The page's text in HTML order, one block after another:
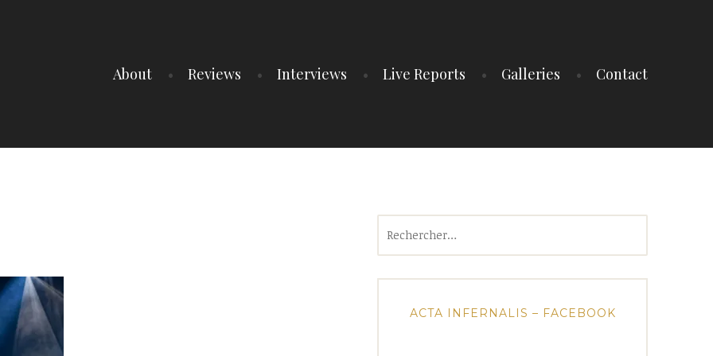
About Reviews Interviews Live Reports Galleries Contact
ACTA INFERNALIS – FACEBOOK